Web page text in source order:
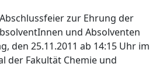
zur Ehrung der
und Absolventen
den 25.11.2011 ab 14:15 Uhr im
der Fakultät Chemie und